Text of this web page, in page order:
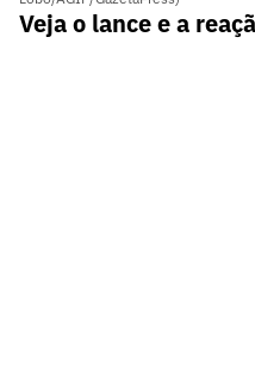
Veja o lance e a